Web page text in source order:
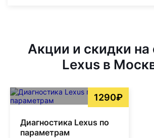
Акции и скидки на
Lexus в
1290₽
Диагностика Lexus по
параметрам